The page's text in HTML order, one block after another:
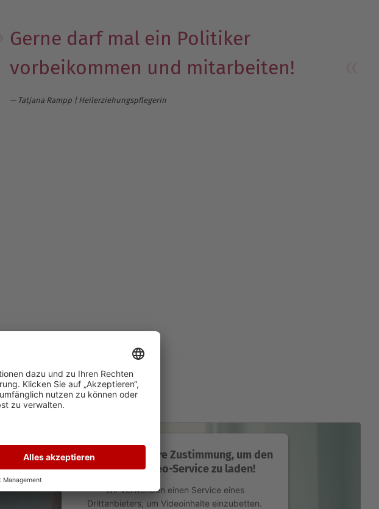
Gerne darf mal ein Politiker
vorbeikommen und mitarbeiten!
Tatjana Rampp | Heilerziehungspflegerin
Wir benötigen Ihre Zustimmung, um den
YouTube Video-Service zu laden!
Wir verwenden einen Service eines
Drittanbieters, um Videoinhalte einzubetten.